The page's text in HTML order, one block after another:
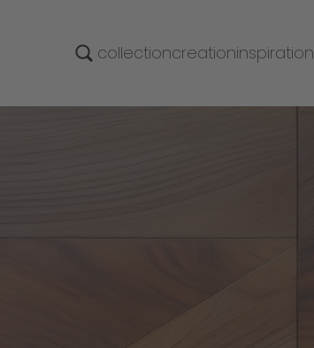
collectioncreationinspiration